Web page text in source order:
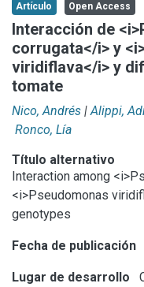
Aportar material
Statistics
Artículo Open Access
Interacción de
corrugata</i> y
viridiflava</i> y
tomate
Nico, Andrés | Alippi,
Ronco, Lía
Título alternativo
Interaction among
<i>Pseudomonas
genotypes
Fecha de publicación
Lugar de desarrollo